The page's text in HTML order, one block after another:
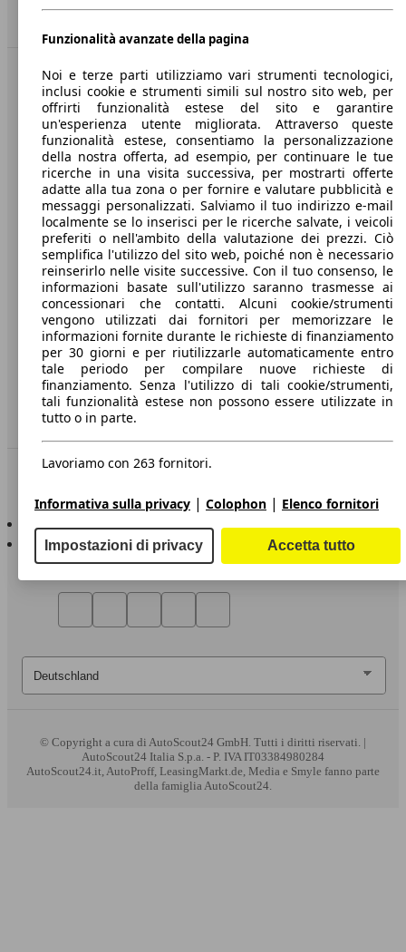
Benvenuti su AutoScout24, il mercato auto europeo.
Società
A proposito di AutoScout24
Stampa
Media
Condizioni generali
Informazioni
Privacy
Dichiarazione di Accessibilità
Servizi
Area rivenditori
Sempre con te
AutoScout24 per Android
© Copyright a cura di AutoScout24 GmbH. Tutti i diritti riservati. |
AutoScout24 Italia S.p.a. - P. IVA IT03384980284
AutoScout24.it, AutoProff, LeasingMarkt.de, Media e Smyle fanno parte
della famiglia AutoScout24.
Funzionalità avanzate della pagina
Noi e terze parti utilizziamo vari strumenti tecnologici,
inclusi cookie e strumenti simili sul nostro sito web, per
offrirti funzionalità estese del sito e garantire
un'esperienza utente migliorata. Attraverso queste
funzionalità estese, consentiamo la personalizzazione
della nostra offerta, ad esempio, per continuare le tue
ricerche in una visita successiva, per mostrarti offerte
adatte alla tua zona o per fornire e valutare pubblicità e
messaggi personalizzati. Salviamo il tuo indirizzo e-mail
localmente se lo inserisci per le ricerche salvate, i veicoli
preferiti o nell'ambito della valutazione dei prezzi. Ciò
semplifica l'utilizzo del sito web, poiché non è necessario
reinserirlo nelle visite successive. Con il tuo consenso, le
informazioni basate sull'utilizzo saranno trasmesse ai
concessionari che contatti. Alcuni cookie/strumenti
vengono utilizzati dai fornitori per memorizzare le
informazioni fornite durante le richieste di finanziamento
per 30 giorni e per riutilizzarle automaticamente entro
tale periodo per compilare nuove richieste di
finanziamento. Senza l'utilizzo di tali cookie/strumenti,
tali funzionalità estese non possono essere utilizzate in
tutto o in parte.
Lavoriamo con 263 fornitori.
Informativa sulla privacy | Colophon | Elenco fornitori
Impostazioni di privacy Accetta tutto